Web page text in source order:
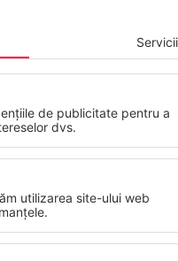
baze on-premise
contează
similare pentru a
reclame în funcție de
consimțământul
Refuză